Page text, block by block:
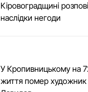
Кіровоградщині
наслідки негоди
У Кропивницькому на
життя помер художник